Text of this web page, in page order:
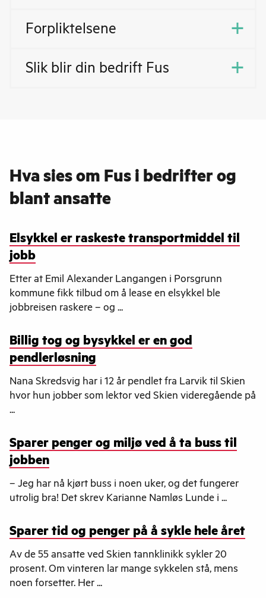
Forpliktelsene
Slik blir din bedrift Fus
Hva sies om Fus i bedrifter og
blant ansatte
Elsykkel er raskeste transportmiddel til
jobb
Etter at Emil Alexander Langangen i Porsgrunn
kommune fikk tilbud om å lease en elsykkel ble
jobbreisen raskere – og ...
Billig tog og bysykkel er en god
pendlerløsning
Nana Skredsvig har i 12 år pendlet fra Larvik til Skien
hvor hun jobber som lektor ved Skien videregående på
...
Sparer penger og miljø ved å ta buss til
jobben
– Jeg har nå kjørt buss i noen uker, og det fungerer
utrolig bra! Det skrev Karianne Namløs Lunde i ...
Sparer tid og penger på å sykle hele året
Av de 55 ansatte ved Skien tannklinikk sykler 20
prosent. Om vinteren lar mange sykkelen stå, mens
noen forsetter. Her ...